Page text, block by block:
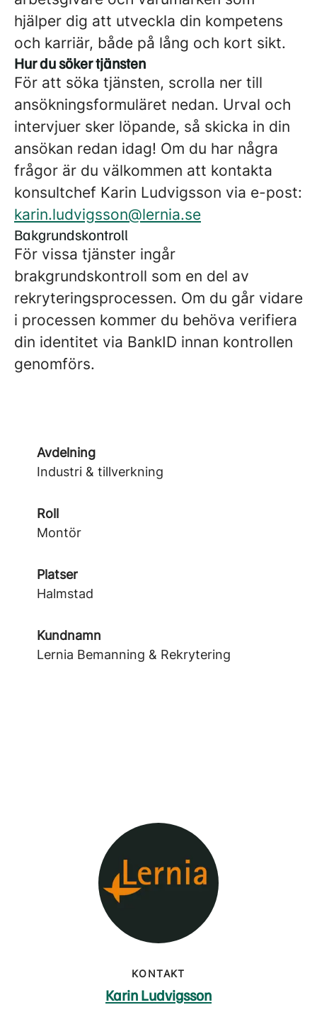
hjälper dig att utveckla din kompetens
och karriär, både på lång och kort sikt.
Hur du söker tjänsten
För att söka tjänsten, scrolla ner till
ansökningsformuläret nedan. Urval och
intervjuer sker löpande, så skicka in din
ansökan redan idag! Om du har några
frågor är du välkommen att kontakta
konsultchef Karin Ludvigsson via e-post:
karin.ludvigsson@lernia.se
Bakgrundskontroll
För vissa tjänster ingår
brakgrundskontroll som en del av
rekryteringsprocessen. Om du går vidare
i processen kommer du behöva verifiera
din identitet via BankID innan kontrollen
genomförs.
Avdelning
Industri & tillverkning
Roll
Montör
Platser
Halmstad
Kundnamn
Lernia Bemanning & Rekrytering
KONTAKT
Karin Ludvigsson